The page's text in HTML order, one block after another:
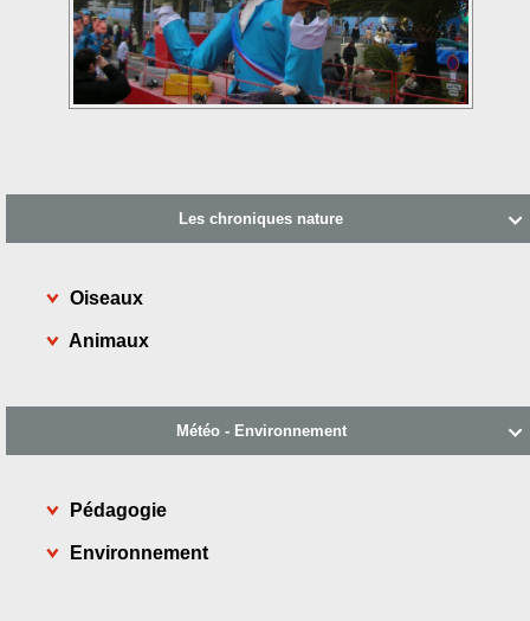

Les chroniques nature
Oiseaux
Animaux

Météo - Environnement
Pédagogie
Environnement